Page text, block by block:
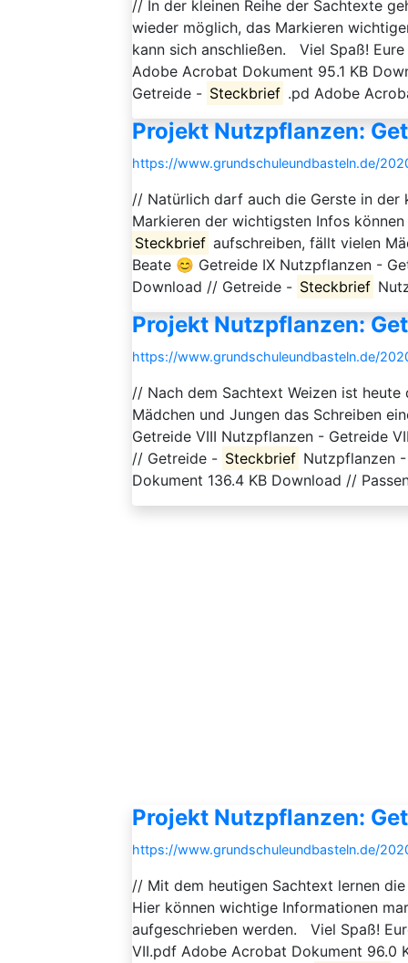
// In der kleinen Reihe der Sachtexte
wieder möglich, das Markieren
kann sich anschließen. Viel Spaß!
Adobe Acrobat Dokument 95.1 KB
Getreide - Steckbrief .pd Adobe
Projekt Nutzpflanzen:
https://www.grundschuleundbasteln.de/
// Natürlich darf auch die Gerste in der
Markieren der wichtigsten Infos
Steckbrief aufschreiben, fällt vielen
Beate 😊 Getreide IX Nutzpflanzen -
Download // Getreide - Steckbrief
Projekt Nutzpflanzen:
https://www.grundschuleundbasteln.de/
// Nach dem Sachtext Weizen ist heute
Mädchen und Jungen das Schreiben
Getreide VIII Nutzpflanzen - Getreide
// Getreide - Steckbrief Nutzpflanzen
Dokument 136.4 KB Download //
Projekt Nutzpflanzen:
https://www.grundschuleundbasteln.de/
// Mit dem heutigen Sachtext lernen
Hier können wichtige Informationen
aufgeschrieben werden. Viel Spaß!
VII.pdf Adobe Acrobat Dokument 96.0